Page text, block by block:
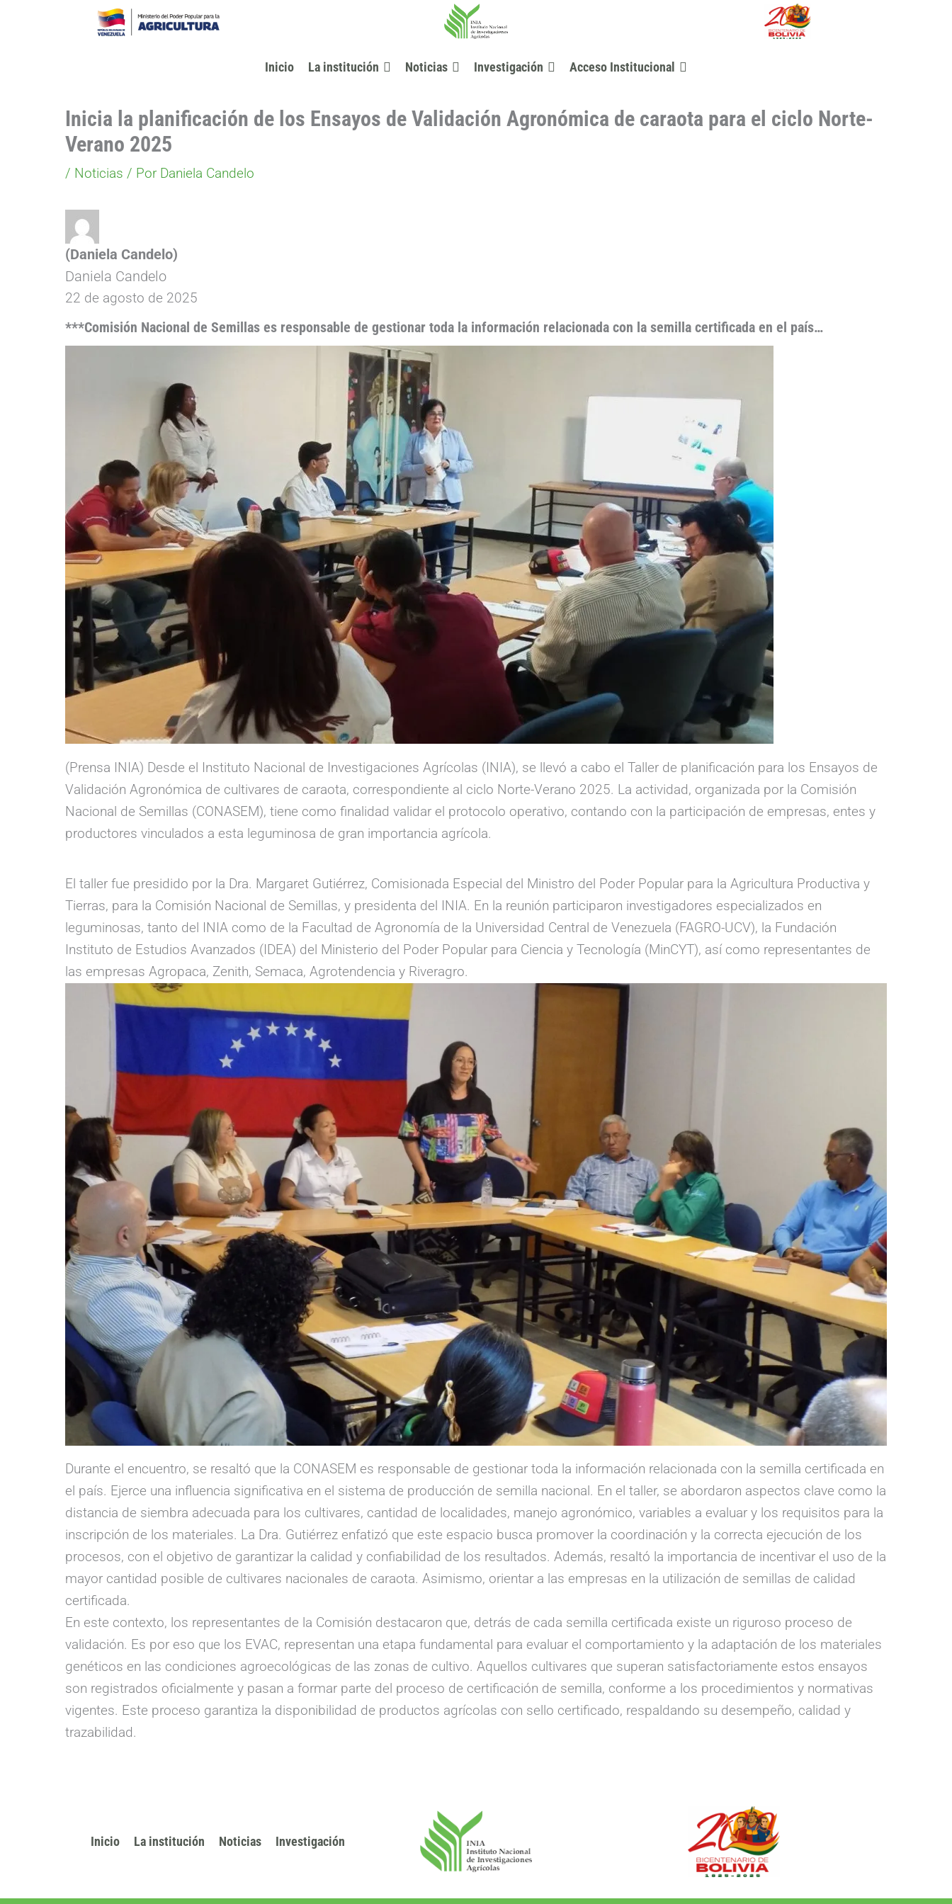
Inicio La institución Noticias Investigación Acceso Institucional
Inicia la planificación de los Ensayos de Validación Agronómica de caraota para el ciclo Norte-
Verano 2025
/ Noticias / Por Daniela Candelo
(Daniela Candelo)
Daniela Candelo
22 de agosto de 2025
***Comisión Nacional de Semillas es responsable de gestionar toda la información relacionada con la semilla certificada en el país…
(Prensa INIA) Desde el Instituto Nacional de Investigaciones Agrícolas (INIA), se llevó a cabo el Taller de planificación para los Ensayos de
Validación Agronómica de cultivares de caraota, correspondiente al ciclo Norte-Verano 2025. La actividad, organizada por la Comisión
Nacional de Semillas (CONASEM), tiene como finalidad validar el protocolo operativo, contando con la participación de empresas, entes y
productores vinculados a esta leguminosa de gran importancia agrícola.
El taller fue presidido por la Dra. Margaret Gutiérrez, Comisionada Especial del Ministro del Poder Popular para la Agricultura Productiva y
Tierras, para la Comisión Nacional de Semillas, y presidenta del INIA. En la reunión participaron investigadores especializados en
leguminosas, tanto del INIA como de la Facultad de Agronomía de la Universidad Central de Venezuela (FAGRO-UCV), la Fundación
Instituto de Estudios Avanzados (IDEA) del Ministerio del Poder Popular para Ciencia y Tecnología (MinCYT), así como representantes de
las empresas Agropaca, Zenith, Semaca, Agrotendencia y Riveragro.
Durante el encuentro, se resaltó que la CONASEM es responsable de gestionar toda la información relacionada con la semilla certificada en
el país. Ejerce una influencia significativa en el sistema de producción de semilla nacional. En el taller, se abordaron aspectos clave como la
distancia de siembra adecuada para los cultivares, cantidad de localidades, manejo agronómico, variables a evaluar y los requisitos para la
inscripción de los materiales. La Dra. Gutiérrez enfatizó que este espacio busca promover la coordinación y la correcta ejecución de los
procesos, con el objetivo de garantizar la calidad y confiabilidad de los resultados. Además, resaltó la importancia de incentivar el uso de la
mayor cantidad posible de cultivares nacionales de caraota. Asimismo, orientar a las empresas en la utilización de semillas de calidad
certificada.
En este contexto, los representantes de la Comisión destacaron que, detrás de cada semilla certificada existe un riguroso proceso de
validación. Es por eso que los EVAC, representan una etapa fundamental para evaluar el comportamiento y la adaptación de los materiales
genéticos en las condiciones agroecológicas de las zonas de cultivo. Aquellos cultivares que superan satisfactoriamente estos ensayos
son registrados oficialmente y pasan a formar parte del proceso de certificación de semilla, conforme a los procedimientos y normativas
vigentes. Este proceso garantiza la disponibilidad de productos agrícolas con sello certificado, respaldando su desempeño, calidad y
trazabilidad.
Inicio La institución Noticias Investigación